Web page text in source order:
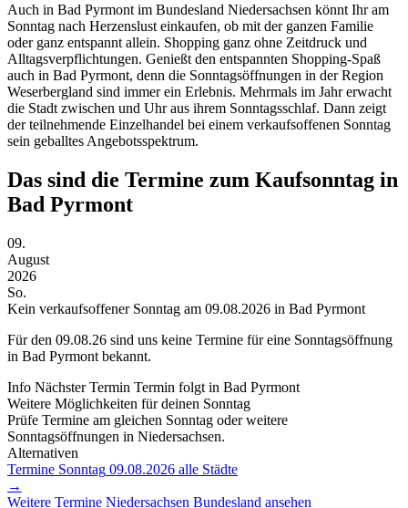
Auch in Bad Pyrmont im Bundesland Niedersachsen könnt Ihr am
Sonntag nach Herzenslust einkaufen, ob mit der ganzen Familie
oder ganz entspannt allein. Shopping ganz ohne Zeitdruck und
Alltagsverpflichtungen. Genießt den entspannten Shopping-Spaß
auch in Bad Pyrmont, denn die Sonntagsöffnungen in der Region
Weserbergland sind immer ein Erlebnis. Mehrmals im Jahr erwacht
die Stadt zwischen und Uhr aus ihrem Sonntagsschlaf. Dann zeigt
der teilnehmende Einzelhandel bei einem verkaufsoffenen Sonntag
sein geballtes Angebotsspektrum.
Das sind die Termine zum Kaufsonntag in
Bad Pyrmont
09.
August
2026
So.
Kein verkaufsoffener Sonntag am 09.08.2026 in Bad Pyrmont
Für den 09.08.26 sind uns keine Termine für eine Sonntagsöffnung
in Bad Pyrmont bekannt.
Info Nächster Termin Termin folgt in Bad Pyrmont
Weitere Möglichkeiten für deinen Sonntag
Prüfe Termine am gleichen Sonntag oder weitere
Sonntagsöffnungen in Niedersachsen.
Alternativen
Termine Sonntag 09.08.2026 alle Städte
→
Weitere Termine Niedersachsen Bundesland ansehen